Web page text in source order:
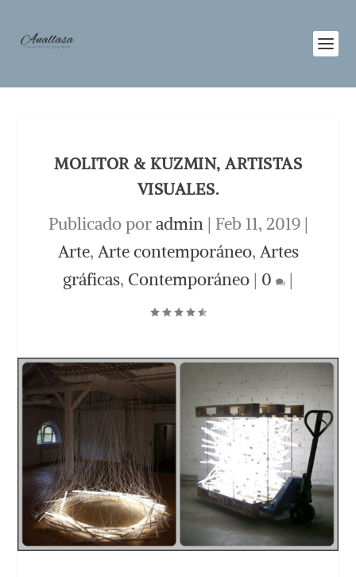
MOLITOR & KUZMIN, ARTISTAS
VISUALES.
Publicado poradmin| Feb 11, 2019|
Arte, Arte contemporáneo, Artes
gráficas, Contemporáneo | 0 |